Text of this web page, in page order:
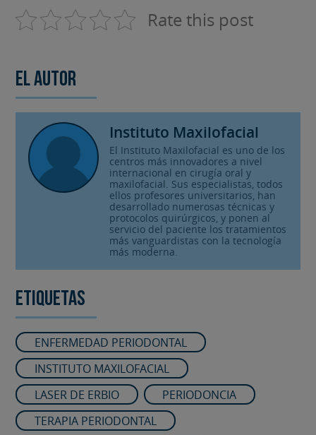
Rate this post
El autor
Instituto Maxilofacial
El Instituto Maxilofacial es uno de los
centros más innovadores a nivel
internacional en cirugía oral y
maxilofacial. Sus especialistas, todos
ellos profesores universitarios, han
desarrollado numerosas técnicas y
protocolos quirúrgicos, y ponen al
servicio del paciente los tratamientos
más vanguardistas con la tecnología
más moderna.
Etiquetas
ENFERMEDAD PERIODONTAL
INSTITUTO MAXILOFACIAL
LASER DE ERBIO
PERIODONCIA
TERAPIA PERIODONTAL